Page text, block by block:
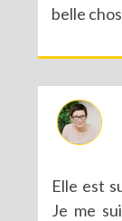
belle
Elle est
Je me